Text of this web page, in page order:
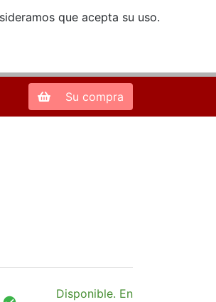
que acepta su uso.
Zona de Clientes
Su compra
Disponible. En